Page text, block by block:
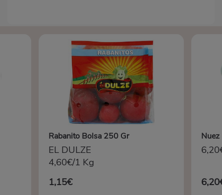
Rabanito Bolsa 250 Gr
EL DULZE
4,60€/1 Kg
1,15€
Nuez